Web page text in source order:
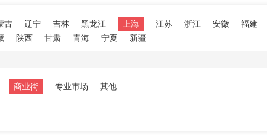
古 辽宁 吉林 黑龙江 上海 江苏 浙江 安徽 福建
陕西 甘肃 青海 宁夏 新疆
商业街 专业市场 其他